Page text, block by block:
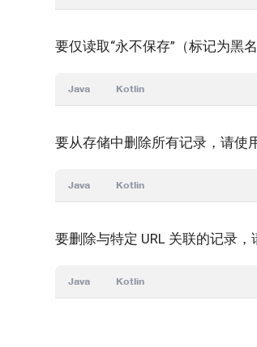
要仅读取“永不保存”（标记为黑
Java Kotlin
要从存储中删除所有记录，请使
Java Kotlin
要删除与特定 URL 关联的记录，
Java Kotlin